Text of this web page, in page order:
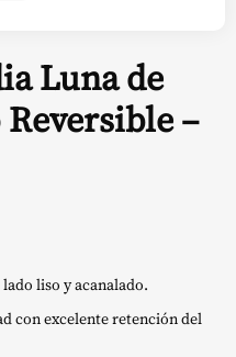
Luna de
–
liso y acanalado.
con excelente retención del